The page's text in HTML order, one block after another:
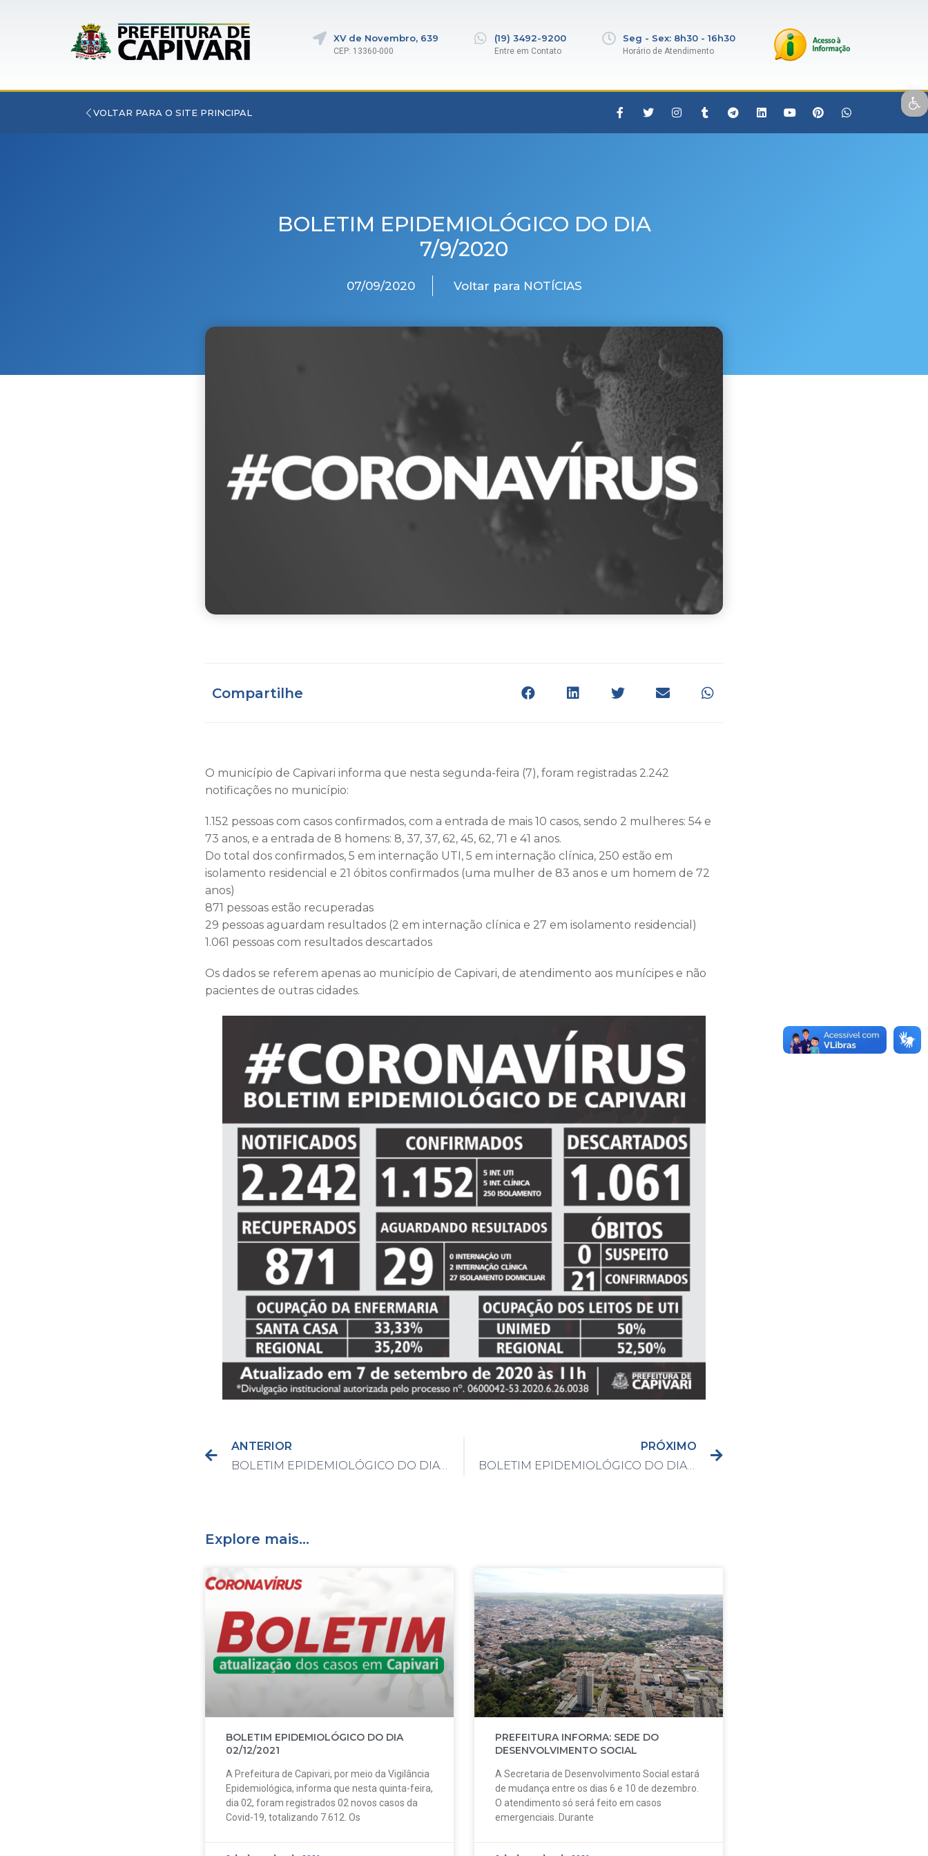
Open toolbar
XV de Novembro, 639
CEP: 13360-000
(19) 3492-9200
Entre em Contato
Seg - Sex: 8h30 - 16h30
Horário de Atendimento
VOLTAR PARA O SITE PRINCIPAL
BOLETIM EPIDEMIOLÓGICO DO DIA
7/9/2020
07/09/2020 Voltar para NOTÍCIAS
Compartilhe
O município de Capivari informa que nesta segunda-feira (7), foram registradas 2.242
notificações no município:
1.152 pessoas com casos confirmados, com a entrada de mais 10 casos, sendo 2 mulheres: 54 e
73 anos, e a entrada de 8 homens: 8, 37, 37, 62, 45, 62, 71 e 41 anos.
Do total dos confirmados, 5 em internação UTI, 5 em internação clínica, 250 estão em
isolamento residencial e 21 óbitos confirmados (uma mulher de 83 anos e um homem de 72
anos)
871 pessoas estão recuperadas
29 pessoas aguardam resultados (2 em internação clínica e 27 em isolamento residencial)
1.061 pessoas com resultados descartados
Os dados se referem apenas ao município de Capivari, de atendimento aos munícipes e não
pacientes de outras cidades.
ANTERIOR
BOLETIM EPIDEMIOLÓGICO DO DIA 6/9/2020
PRÓXIMO
BOLETIM EPIDEMIOLÓGICO DO DIA 8/9/2020
Explore mais...
BOLETIM EPIDEMIOLÓGICO DO DIA
02/12/2021
A Prefeitura de Capivari, por meio da Vigilância
Epidemiológica, informa que nesta quinta-feira,
dia 02, foram registrados 02 novos casos da
Covid-19, totalizando 7.612. Os
PREFEITURA INFORMA: SEDE DO
DESENVOLVIMENTO SOCIAL
A Secretaria de Desenvolvimento Social estará
de mudança entre os dias 6 e 10 de dezembro.
O atendimento só será feito em casos
emergenciais. Durante